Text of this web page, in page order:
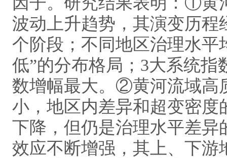
波动上升趋势，其演变历程
个阶段；不同地区治理水平
低”的分布格局；3大系统
数增幅最大。②黄河流域高
小，地区内差异和超变密
下降，但仍是治理水平差
效应不断增强，其上、下